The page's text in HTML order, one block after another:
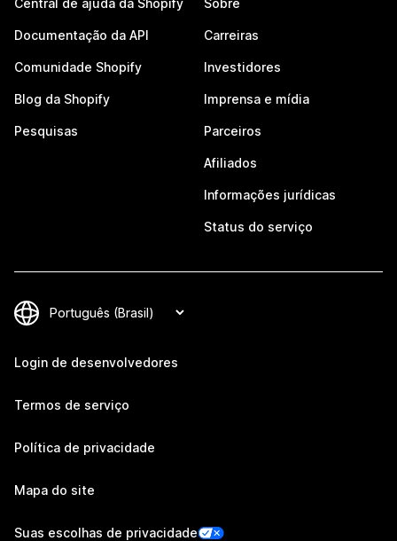
Central de ajuda da Shopify
Documentação da API
Comunidade Shopify
Blog da Shopify
Pesquisas
Sobre
Carreiras
Investidores
Imprensa e mídia
Parceiros
Afiliados
Informações jurídicas
Status do serviço
Login de desenvolvedores
Termos de serviço
Política de privacidade
Mapa do site
Suas escolhas de privacidade